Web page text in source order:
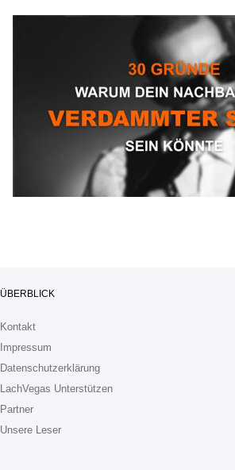
ÜBERBLICK
Kontakt
Impressum
Datenschutzerklärung
LachVegas Unterstützen
Partner
Unsere Leser